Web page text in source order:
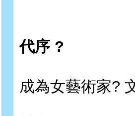
代序 ?
成為女藝術家?